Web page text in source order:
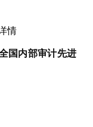
情
国内部审计先进